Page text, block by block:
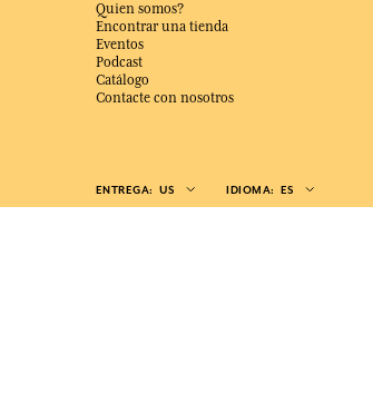
Quien somos?
Encontrar una tienda
Eventos
Podcast
Catálogo
Contacte con nosotros
ENTREGA: US IDIOMA: ES